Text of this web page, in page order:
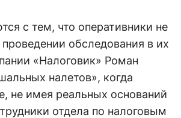
с тем, что оперативники не
обследования в их
«Налоговик» Роман
налетов», когда
не имея реальных оснований
отдела по налоговым